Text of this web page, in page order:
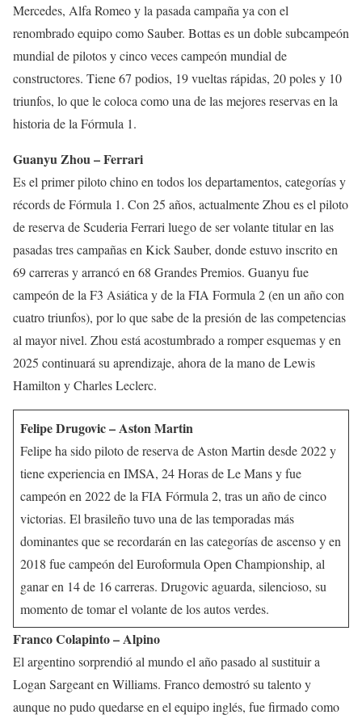
Mercedes, Alfa Romeo y la pasada campaña ya con el
renombrado equipo como Sauber. Bottas es un doble subcampeón
mundial de pilotos y cinco veces campeón mundial de
constructores. Tiene 67 podios, 19 vueltas rápidas, 20 poles y 10
triunfos, lo que le coloca como una de las mejores reservas en la
historia de la Fórmula 1.
Guanyu Zhou – Ferrari
Es el primer piloto chino en todos los departamentos, categorías y
récords de Fórmula 1. Con 25 años, actualmente Zhou es el piloto
de reserva de Scuderia Ferrari luego de ser volante titular en las
pasadas tres campañas en Kick Sauber, donde estuvo inscrito en
69 carreras y arrancó en 68 Grandes Premios. Guanyu fue
campeón de la F3 Asiática y de la FIA Formula 2 (en un año con
cuatro triunfos), por lo que sabe de la presión de las competencias
al mayor nivel. Zhou está acostumbrado a romper esquemas y en
2025 continuará su aprendizaje, ahora de la mano de Lewis
Hamilton y Charles Leclerc.
Felipe Drugovic – Aston Martin
Felipe ha sido piloto de reserva de Aston Martin desde 2022 y
tiene experiencia en IMSA, 24 Horas de Le Mans y fue
campeón en 2022 de la FIA Fórmula 2, tras un año de cinco
victorias. El brasileño tuvo una de las temporadas más
dominantes que se recordarán en las categorías de ascenso y en
2018 fue campeón del Euroformula Open Championship, al
ganar en 14 de 16 carreras. Drugovic aguarda, silencioso, su
momento de tomar el volante de los autos verdes.
Franco Colapinto – Alpino
El argentino sorprendió al mundo el año pasado al sustituir a
Logan Sargeant en Williams. Franco demostró su talento y
aunque no pudo quedarse en el equipo inglés, fue firmado como